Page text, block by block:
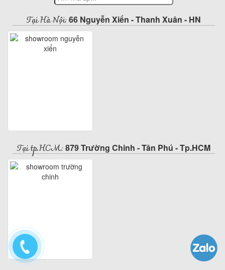
Tại Hà Nội: 66 Nguyễn Xiển - Thanh Xuân - HN
Tại tp.HCM: 879 Trường Chinh - Tân Phú - Tp.HCM